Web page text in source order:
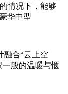
情况下，能够
华中型
融合“云上空
一般的温暖与惬